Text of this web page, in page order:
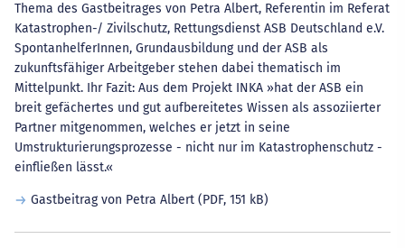
Thema des Gastbeitrages von Petra Albert, Referentin im Referat
Katastrophen-/ Zivilschutz, Rettungsdienst ASB Deutschland e.V.
SpontanhelferInnen, Grundausbildung und der ASB als
zukunftsfähiger Arbeitgeber stehen dabei thematisch im
Mittelpunkt. Ihr Fazit: Aus dem Projekt INKA »hat der ASB ein
breit gefächertes und gut aufbereitetes Wissen als assoziierter
Partner mitgenommen, welches er jetzt in seine
Umstrukturierungsprozesse - nicht nur im Katastrophenschutz -
einfließen lässt.«
Gastbeitrag von Petra Albert(PDF, 151 kB)